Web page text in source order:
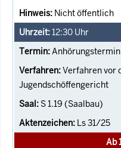
Nicht öffentlich
12:30 Uhr
Anhörungstermin
Verfahren vor
Jugendschöffengericht
S 1.19 (Saalbau)
Ls 31/25
Ab